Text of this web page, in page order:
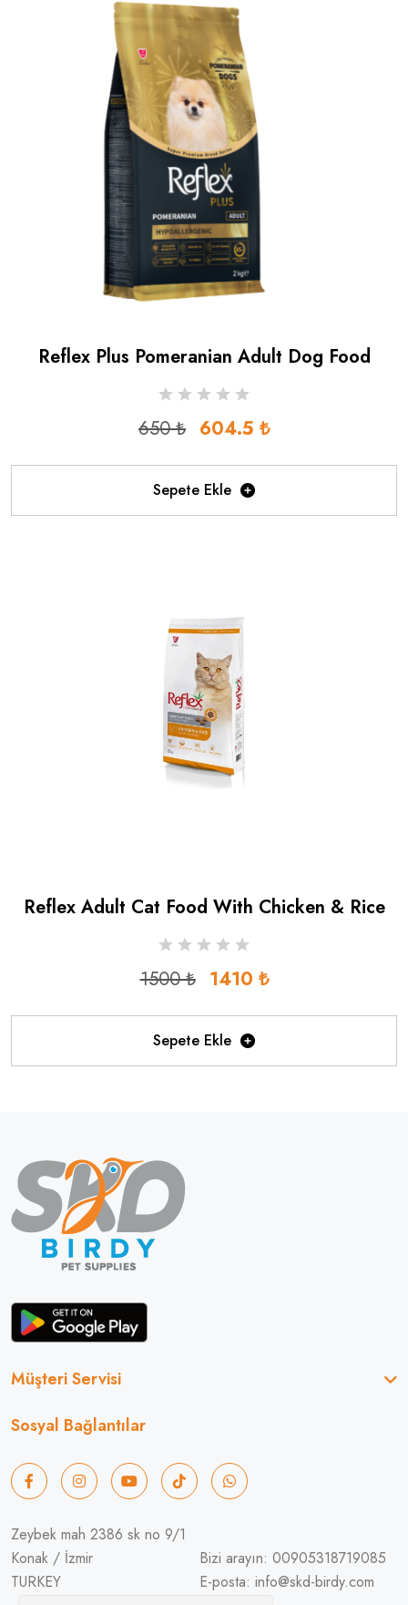
Reflex Plus Pomeranian Adult Dog Food
650 ₺ 604.5 ₺
Sepete Ekle
Reflex Adult Cat Food With Chicken & Rice
1500 ₺ 1410 ₺
Sepete Ekle
Müşteri Servisi
Sosyal Bağlantılar
Zeybek mah 2386 sk no 9/1
Konak / İzmir
TURKEY
Bizi arayın: 00905318719085
E-posta: info@skd-birdy.com